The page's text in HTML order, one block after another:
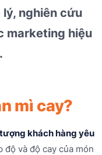
nghiên cứu
marketing hiệu
mì cay?
khách hàng yêu
độ và độ cay của món